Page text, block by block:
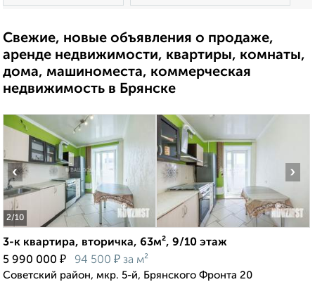
Свежие, новые объявления о продаже,
аренде недвижимости, квартиры, комнаты,
дома, машиноместа, коммерческая
недвижимость в Брянске
2/10
‹ ›
3-к квартира, вторичка, 63м², 9/10 этаж
5 990 000 ₽ 94 500 ₽ за м²
Советский район, мкр. 5-й, Брянского Фронта 20